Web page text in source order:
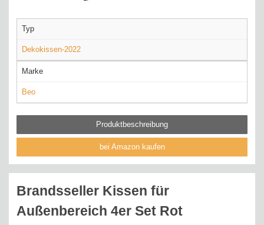
Typ
Dekokissen-2022
Marke
Beo
Produktbeschreibung
bei Amazon kaufen
Brandsseller Kissen für
Außenbereich 4er Set Rot